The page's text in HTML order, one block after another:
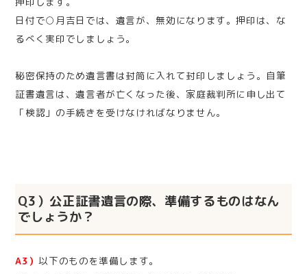
日付で○月吉日では、遺言が、無効になります。押印は、な
るべく実印でしましょう。
秘密保持のため遺言書は封筒に入れて封印しましょう。自筆
証書遺言は、遺言者が亡くなった後、家庭裁判所に申し出て
「検認」の手続きを受けなければなりません。
Q3）公正証書遺言の際、準備するものはなん
でしょうか？
A3）以下のものを準備します。